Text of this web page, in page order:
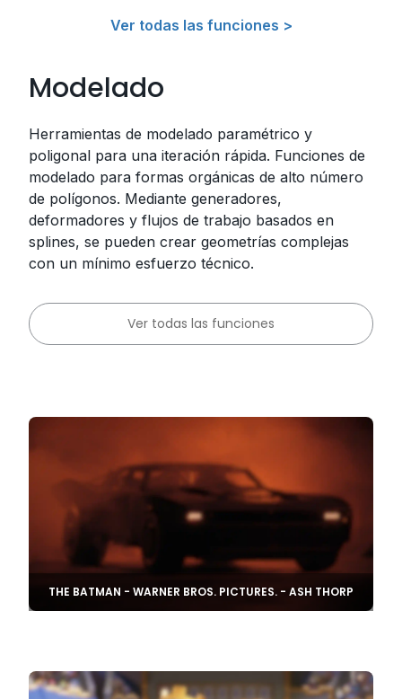
Ver todas las funciones >
Modelado
Herramientas de modelado paramétrico y
poligonal para una iteración rápida. Funciones de
modelado para formas orgánicas de alto número
de polígonos. Mediante generadores,
deformadores y flujos de trabajo basados ​en
splines, se pueden crear geometrías complejas
con un mínimo esfuerzo técnico.
Ver todas las funciones
THE BATMAN - WARNER BROS. PICTURES. - ASH THORP